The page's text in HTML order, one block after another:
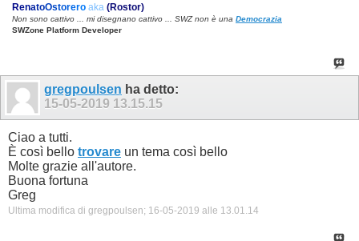
RenatoOstorero aka (Rostor)
Non sono cattivo ... mi disegnano cattivo ... SWZ non è una Democrazia
SWZone Platform Developer
gregpoulsen ha detto:
15-05-2019 13.15.15
Ciao a tutti.
È così bello trovare un tema così bello
Molte grazie all'autore.
Buona fortuna
Greg
Ultima modifica di gregpoulsen; 16-05-2019 alle 13.01.14